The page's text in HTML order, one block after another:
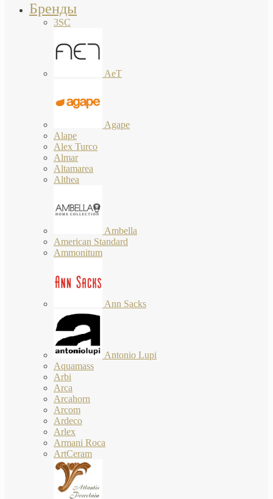
Бренды
3SC
AeT
Agape
Alape
Alex Turco
Almar
Altamarea
Althea
Ambella
American Standard
Ammonitum
Ann Sacks
Antonio Lupi
Aquamass
Arbi
Arca
Arcahorn
Arcom
Ardeco
Arlex
Armani Roca
ArtCeram